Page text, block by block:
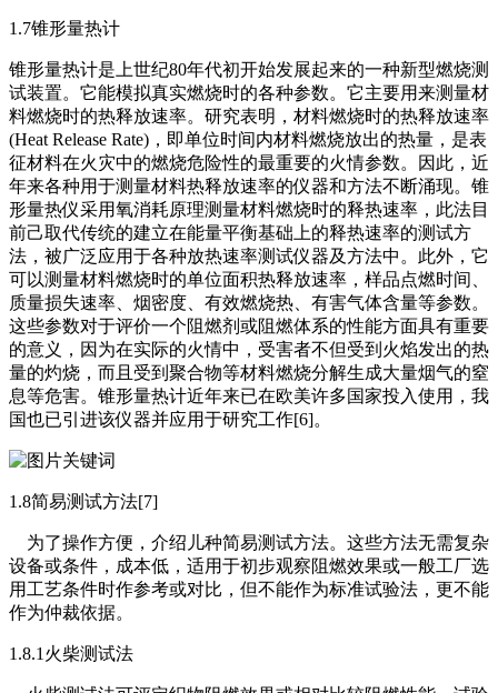
1.7锥形量热计
锥形量热计是上世纪80年代初开始发展起来的一种新型燃烧测
试装置。它能模拟真实燃烧时的各种参数。它主要用来测量材
料燃烧时的热释放速率。研究表明，材料燃烧时的热释放速率
(Heat Release Rate)，即单位时间内材料燃烧放出的热量，是表
征材料在火灾中的燃烧危险性的最重要的火情参数。因此，近
年来各种用于测量材料热释放速率的仪器和方法不断涌现。锥
形量热仪采用氧消耗原理测量材料燃烧时的释热速率，此法目
前己取代传统的建立在能量平衡基础上的释热速率的测试方
法，被广泛应用于各种放热速率测试仪器及方法中。此外，它
可以测量材料燃烧时的单位面积热释放速率，样品点燃时间、
质量损失速率、烟密度、有效燃烧热、有害气体含量等参数。
这些参数对于评价一个阻燃剂或阻燃体系的性能方面具有重要
的意义，因为在实际的火情中，受害者不但受到火焰发出的热
量的灼烧，而且受到聚合物等材料燃烧分解生成大量烟气的窒
息等危害。锥形量热计近年来已在欧美许多国家投入使用，我
国也已引进该仪器并应用于研究工作[6]。
1.8简易测试方法[7]
为了操作方便，介绍儿种简易测试方法。这些方法无需复杂
设备或条件，成本低，适用于初步观察阻燃效果或一般工厂选
用工艺条件时作参考或对比，但不能作为标准试验法，更不能
作为仲裁依据。
1.8.1火柴测试法